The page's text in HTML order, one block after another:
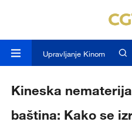
Upravljanje Kinom
Kineska
baština: Kako se